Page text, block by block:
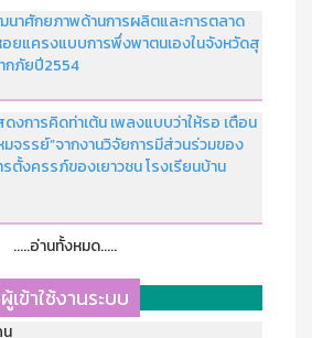
าศักยภาพด้านการผลิตและการตลาด
อยแครงแบบการพึ่งพาตนเองในจังหวัดสุ
กภัยปี2554
งการคิดท่าเต้น เพลงแบบว่าให้รอ เตือน
มจรรย์”จากงานวิจัยการมีส่วนร่วมของ
ตั้งครรภ์ของเยาวชน โรงเรียนบ้าน
.....อ่านทั้งหมด.....
ผู้เข้าใช้งานระบบ